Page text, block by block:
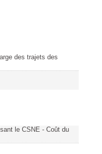
des trajets des
le CSNE - Coût du